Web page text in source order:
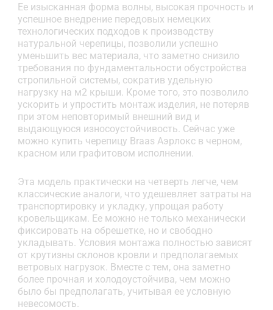
Ее изысканная форма волны, высокая прочность и
успешное внедрение передовых немецких
технологических подходов к производству
натуральной черепицы, позволили успешно
уменьшить вес материала, что заметно снизило
требования по фундаментальности обустройства
стропильной системы, сократив удельную
нагрузку на м2 крыши. Кроме того, это позволило
ускорить и упростить монтаж изделия, не потеряв
при этом неповторимый внешний вид и
выдающуюся износоустойчивость. Сейчас уже
можно купить черепицу Braas Аэрлокс в черном,
красном или графитовом исполнении.
Эта модель практически на четверть легче, чем
классические аналоги, что удешевляет затраты на
транспортировку и укладку, упрощая работу
кровельщикам. Ее можно не только механически
фиксировать на обрешетке, но и свободно
укладывать. Условия монтажа полностью зависят
от крутизны склонов кровли и предполагаемых
ветровых нагрузок. Вместе с тем, она заметно
более прочная и холодоустойчива, чем можно
было бы предполагать, учитывая ее условную
невесомость.